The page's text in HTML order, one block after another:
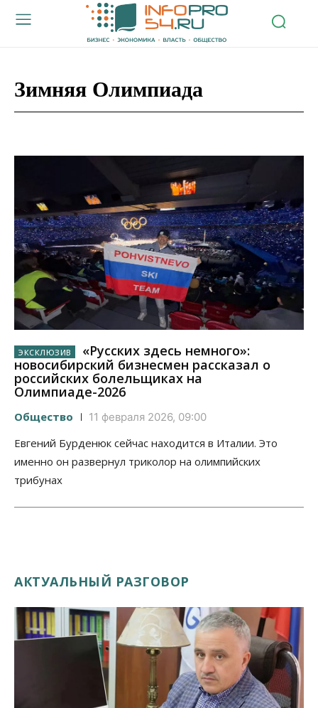
Зимняя Олимпиада
«Русских здесь немного»:
новосибирский бизнесмен рассказал о
российских болельщиках на
Олимпиаде-2026
Общество 11 февраля 2026, 09:00
Евгений Бурденюк сейчас находится в Италии. Это
именно он развернул триколор на олимпийских
трибунах
АКТУАЛЬНЫЙ РАЗГОВОР